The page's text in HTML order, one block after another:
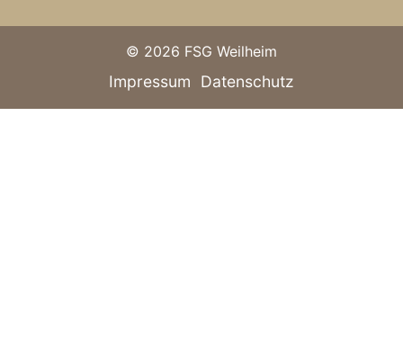
© 2026 FSG Weilheim
Impressum Datenschutz